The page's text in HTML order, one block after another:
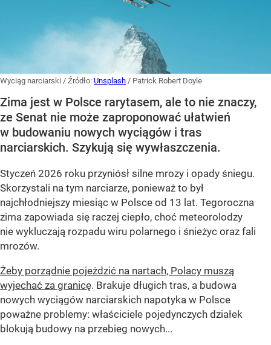
Wyciąg narciarski / Źródło: Unsplash / Patrick Robert Doyle
Zima jest w Polsce rarytasem, ale to nie znaczy,
ze Senat nie może zaproponować ułatwień
w budowaniu nowych wyciągów i tras
narciarskich. Szykują się wywłaszczenia.
Styczeń 2026 roku przyniósł silne mrozy i opady śniegu.
Skorzystali na tym narciarze, ponieważ to był
najchłodniejszy miesiąc w Polsce od 13 lat. Tegoroczna
zima zapowiada się raczej ciepło, choć meteorolodzy
nie wykluczają rozpadu wiru polarnego i śnieżyc oraz fali
mrozów.
Żeby porządnie pojeżdzić na nartach, Polacy muszą
wyjechać za granicę. Brakuje długich tras, a budowa
nowych wyciągów narciarskich napotyka w Polsce
poważne problemy: właściciele pojedynczych działek
blokują budowy na przebieg nowych...